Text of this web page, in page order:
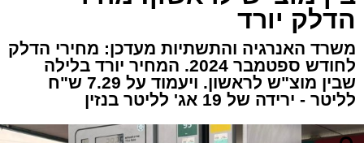
הדלק יורד
משרד האנרגיה והתשתיות מעדכן: מחירי הדלק
לחודש ספטמבר 2024. המחיר יורד בלילה
שבין מוצ"ש לראשון. ויעמוד על 7.29 ש"ח
לליטר - ירידה של 19 אג' לליטר בנזין